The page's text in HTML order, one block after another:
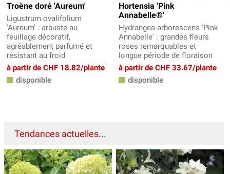
Troène doré 'Aureum'
Ligustrum ovalifolium
'Aureum' : arbuste au
feuillage décoratif,
agréablement parfumé et
résistant au froid
à partir de CHF 18.82/plante
disponible
Hortensia 'Pink
Annabelle®'
Hydrangea arborescens 'Pink
Annabelle' : grandes fleurs
roses remarquables et
longue période de floraison
à partir de CHF 33.67/plante
disponible
Tendances actuelles...